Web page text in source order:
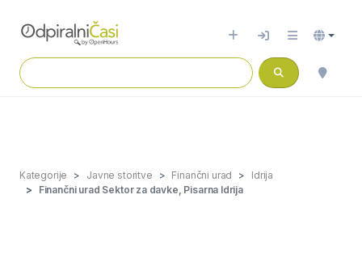
Kategorije Javne storitve Finančni urad
Idrija
Finančni urad Sektor za davke, Pisarna Idrija